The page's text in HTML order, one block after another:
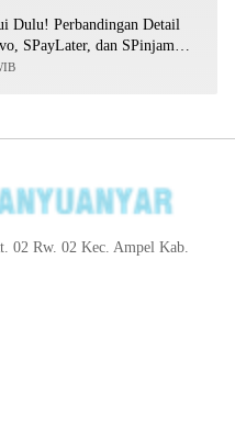
Dulu! Perbandingan Detail
SPayLater, dan SPinjam
02 Rw. 02 Kec. Ampel Kab.